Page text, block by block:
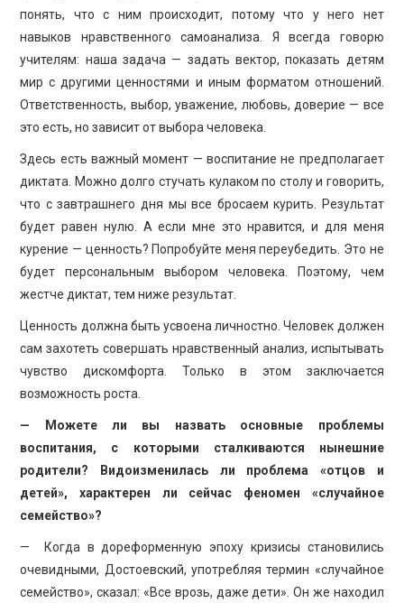
понять, что с ним происходит, потому что у него нет
навыков нравственного самоанализа. Я всегда говорю
учителям: наша задача — задать вектор, показать детям
мир с другими ценностями и иным форматом отношений.
Ответственность, выбор, уважение, любовь, доверие — все
это есть, но зависит от выбора человека.
Здесь есть важный момент — воспитание не предполагает
диктата. Можно долго стучать кулаком по столу и говорить,
что с завтрашнего дня мы все бросаем курить. Результат
будет равен нулю. А если мне это нравится, и для меня
курение — ценность? Попробуйте меня переубедить. Это не
будет персональным выбором человека. Поэтому, чем
жестче диктат, тем ниже результат.
Ценность должна быть усвоена личностно. Человек должен
сам захотеть совершать нравственный анализ, испытывать
чувство дискомфорта. Только в этом заключается
возможность роста.
— Можете ли вы назвать основные проблемы
воспитания, с которыми сталкиваются нынешние
родители? Видоизменилась ли проблема «отцов и
детей», характерен ли сейчас феномен «случайное
семейство»?
— Когда в дореформенную эпоху кризисы становились
очевидными, Достоевский, употребляя термин «случайное
семейство», сказал: «Все врозь, даже дети». Он же находил